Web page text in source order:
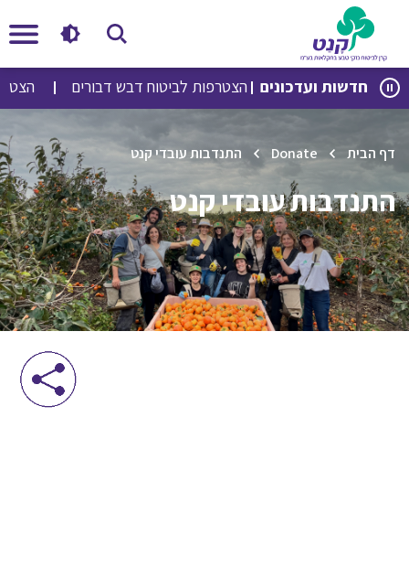
דלג
לתוכן
דלג
לניווט
חדשות ועדכונים הצטרפות לביטוח דבש דבורים
דף הבית Donate התנדבות עובדי קנט
התנדבות עובדי קנט